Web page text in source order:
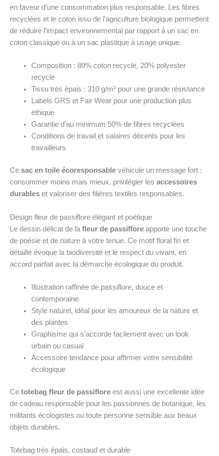
en faveur d’une consommation plus responsable. Les fibres
recyclées et le coton issu de l’agriculture biologique permettent
de réduire l’impact environnemental par rapport à un sac en
coton classique ou à un sac plastique à usage unique.
Composition : 80% coton recyclé, 20% polyester
recyclé
Tissu très épais : 310 g/m² pour une grande résistance
Labels GRS et Fair Wear pour une production plus
éthique
Garantie d’au minimum 50% de fibres recyclées
Conditions de travail et salaires décents pour les
travailleurs
Ce sac en toile écoresponsable véhicule un message fort :
consommer moins mais mieux, privilégier les accessoires
durables et valoriser des filières textiles responsables.
Design fleur de passiflore élégant et poétique
Le dessin délicat de la fleur de passiflore apporte une touche
de poésie et de nature à votre tenue. Ce motif floral fin et
détaillé évoque la biodiversité et le respect du vivant, en
accord parfait avec la démarche écologique du produit.
Illustration raffinée de passiflore, douce et
contemporaine
Style naturel, idéal pour les amoureux de la nature et
des plantes
Graphisme qui s’accorde facilement avec un look
urbain ou casual
Accessoire tendance pour affirmer votre sensibilité
écologique
Ce totebag fleur de passiflore est aussi une excellente idée
de cadeau responsable pour les passionnés de botanique, les
militants écologistes ou toute personne sensible aux beaux
objets durables.
Totebag très épais, costaud et durable